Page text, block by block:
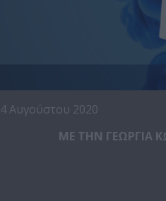
4 Αυγούστου 2020
ΜΕ ΤΗΝ ΓΕΩΡΓΙΑ